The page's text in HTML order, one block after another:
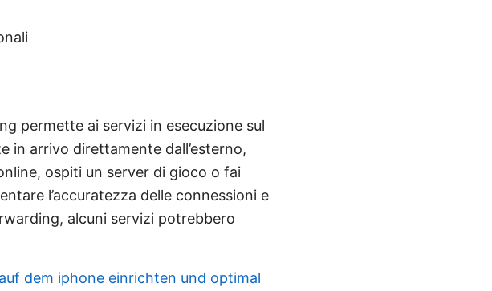
permette ai servizi in esecuzione sul
in arrivo direttamente dall’esterno,
ospiti un server di gioco o fai
l’accuratezza delle connessioni e
alcuni servizi potrebbero
dem iphone einrichten und optimal